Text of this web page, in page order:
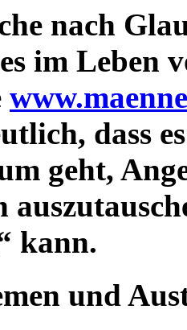
nach
im Leben
dass
geht,
kann.
und